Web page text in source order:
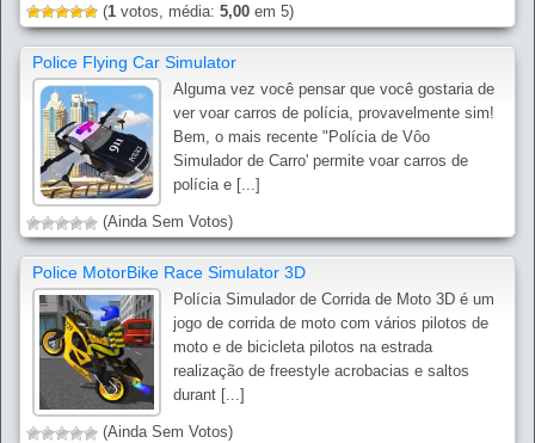
(1 votos, média: 5,00 em 5)
Police Flying Car Simulator
Alguma vez você pensar que você gostaria de
ver voar carros de polícia, provavelmente sim!
Bem, o mais recente "Polícia de Vôo
Simulador de Carro' permite voar carros de
polícia e [...]
(Ainda Sem Votos)
Police MotorBike Race Simulator 3D
Polícia Simulador de Corrida de Moto 3D é um
jogo de corrida de moto com vários pilotos de
moto e de bicicleta pilotos na estrada
realização de freestyle acrobacias e saltos
durant [...]
(Ainda Sem Votos)